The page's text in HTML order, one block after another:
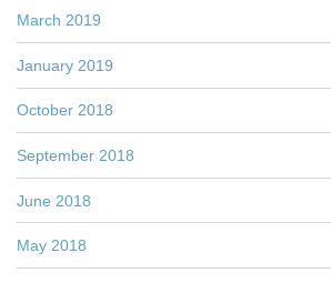
March 2019
January 2019
October 2018
September 2018
June 2018
May 2018